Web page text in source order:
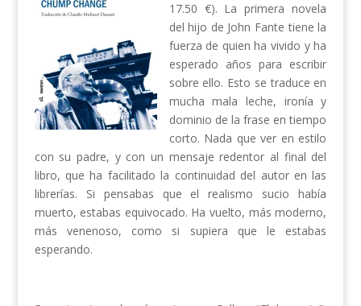
17.50 €). La primera novela
del hijo de John Fante tiene la
fuerza de quien ha vivido y ha
esperado años para escribir
sobre ello. Esto se traduce en
mucha mala leche, ironía y
dominio de la frase en tiempo
corto. Nada que ver en estilo
con su padre, y con un mensaje redentor al final del
libro, que ha facilitado la continuidad del autor en las
librerías. Si pensabas que el realismo sucio había
muerto, estabas equivocado. Ha vuelto, más moderno,
más venenoso, como si supiera que le estabas
esperando.